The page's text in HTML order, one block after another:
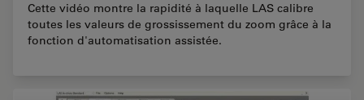
Cette vidéo montre la rapidité à laquelle LAS calibre
toutes les valeurs de grossissement du zoom grâce à la
fonction d'automatisation assistée.